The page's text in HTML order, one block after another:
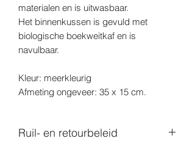
materialen en is uitwasbaar.
Het binnenkussen is gevuld met
biologische boekweitkaf en is
navulbaar.
Kleur: meerkleurig
Afmeting ongeveer: 35 x 15 cm.
Ruil- en retourbeleid